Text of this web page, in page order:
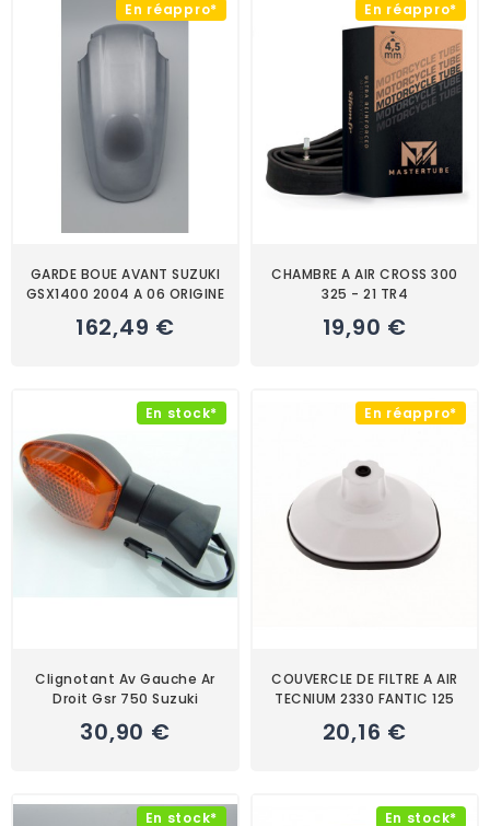
En réappro*
GARDE BOUE AVANT SUZUKI
GSX1400 2004 A 06 ORIGINE
162,49 €
En réappro*
CHAMBRE A AIR CROSS 300
325 - 21 TR4
19,90 €
En stock*
Clignotant Av Gauche Ar
Droit Gsr 750 Suzuki
30,90 €
En réappro*
COUVERCLE DE FILTRE A AIR
TECNIUM 2330 FANTIC 125
20,16 €
En stock* En stock*